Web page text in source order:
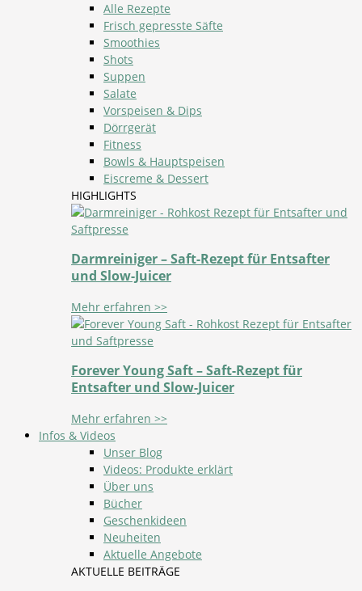
Alle Rezepte
Frisch gepresste Säfte
Smoothies
Shots
Suppen
Salate
Vorspeisen & Dips
Dörrgerät
Fitness
Bowls & Hauptspeisen
Eiscreme & Dessert
HIGHLIGHTS
Darmreiniger – Saft-Rezept für Entsafter
und Slow-Juicer
Mehr erfahren >>
Forever Young Saft – Saft-Rezept für
Entsafter und Slow-Juicer
Mehr erfahren >>
Infos & Videos
Unser Blog
Videos: Produkte erklärt
Über uns
Bücher
Geschenkideen
Neuheiten
Aktuelle Angebote
AKTUELLE BEITRÄGE